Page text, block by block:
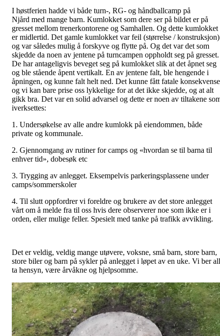
I høstferien hadde vi både turn-, RG- og håndballcamp på
Njård med mange barn. Kumlokket som dere ser på bildet er på
gresset mellom trenerkontorene og Samhallen. Og dette kumlokket
er midlertid. Det gamle kumlokket var feil (størrelse / konstruksjon)
og var således mulig å forskyve og flytte på. Og det var det som
skjedde da noen av jentene på turncampen oppholdt seg på gresset.
De har antageligvis beveget seg på kumlokket slik at det åpnet seg
og ble stående åpent vertikalt. En av jentene falt, ble hengende i
åpningen, og kunne falt helt ned. Det kunne fått fatale
og vi kan bare prise oss lykkelige for at det ikke skjedde, og at alt
gikk bra. Det var en solid advarsel og dette er noen av tiltakene
iverksettes:
1. Undersøkelse av alle andre kumlokk på eiendommen, både
private og kommunale.
2. Gjennomgang av rutiner for camps og «hvordan se til barna til
enhver tid», dobesøk etc
3. Trygging av anlegget. Eksempelvis parkeringsplassene under
camps/sommerskoler
4. Til slutt oppfordrer vi foreldre og brukere av det store anlegget
vårt om å melde fra til oss hvis dere observerer noe som ikke er i
orden, eller mulige feller. Spesielt med tanke på trafikk avvikling.
Det er veldig, veldig mange utøvere, voksne, små barn, store barn,
store biler og barn på sykler på anlegget i løpet av en uke. Vi ber
ta hensyn, være årvåkne og hjelpsomme.